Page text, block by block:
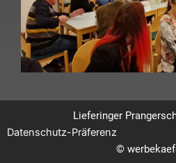
Lieferinger
Datenschutz-Präferenz
©